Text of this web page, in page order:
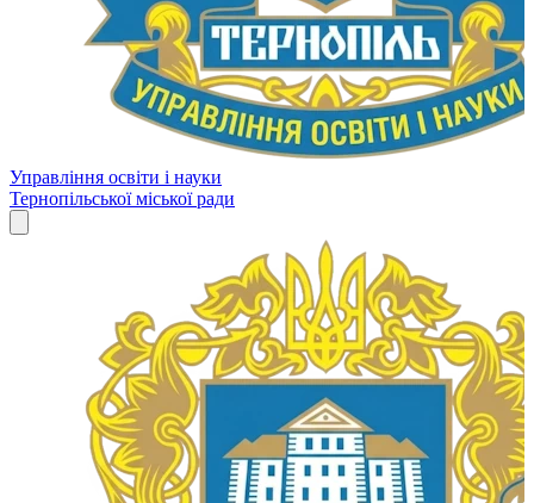
Управління освіти і науки
Тернопільської міської ради